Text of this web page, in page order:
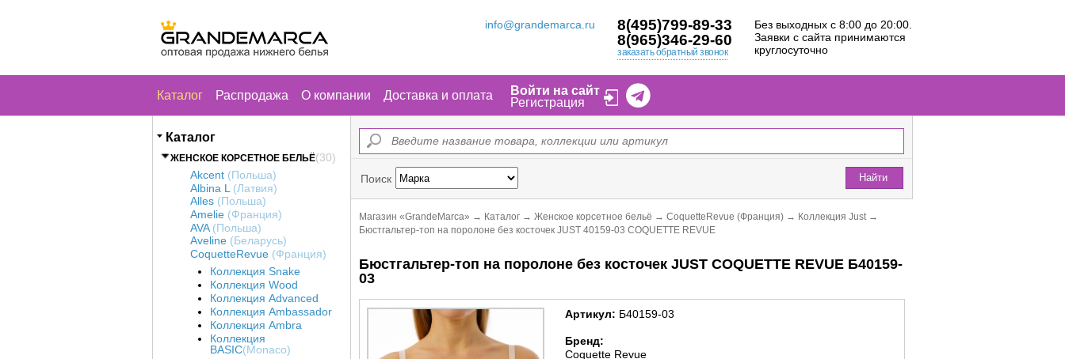
info@grandemarca.ru
8(495)799-89-33
8(965)346-29-60
заказать обратный звонок
Без выходных с 8:00 до 20:00.
Заявки с сайта принимаются
круглосуточно
Каталог Распродажа О компании Доставка и оплата
Войти на сайт
Регистрация
Каталог
ЖЕНСКОЕ КОРСЕТНОЕ БЕЛЬЁ(30)
Akcent (Польша)
Albina L (Латвия)
Alles (Польша)
Amelie (Франция)
AVA (Польша)
Aveline (Беларусь)
CoquetteRevue (Франция)
Коллекция Snake
Коллекция Wood
Коллекция Advanced
Коллекция Ambassador
Коллекция Ambra
Коллекция
BASIC(Monaco)
Поиск Найти
Магазин «GrandeMarca» → Каталог → Женское корсетное бельё → CoquetteRevue (Франция) → Коллекция Just→
Бюстгальтер-топ на поролоне без косточек JUST 40159-03 COQUETTE REVUE
Бюстгальтер-топ на поролоне без косточек JUST COQUETTE REVUE Б40159-
03
Артикул: Б40159-03
Бренд:
Coquette Revue